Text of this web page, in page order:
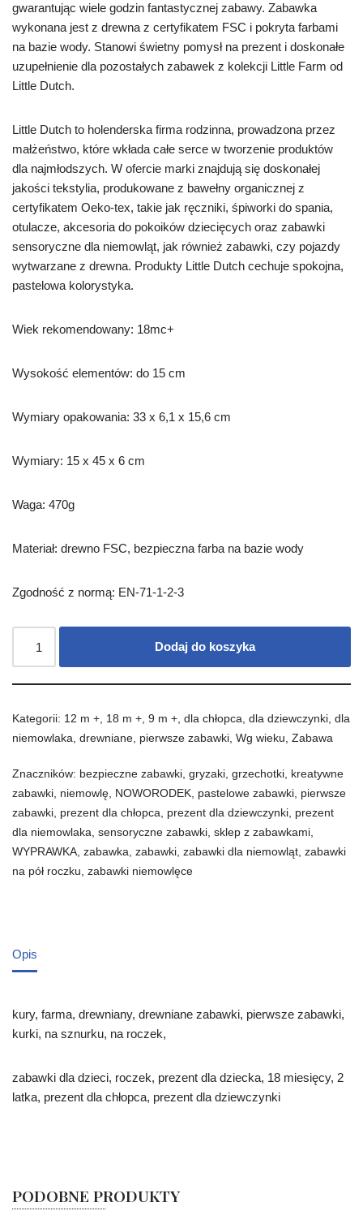
gwarantując wiele godzin fantastycznej zabawy. Zabawka
wykonana jest z drewna z certyfikatem FSC i pokryta farbami
na bazie wody. Stanowi świetny pomysł na prezent i doskonałe
uzupełnienie dla pozostałych zabawek z kolekcji Little Farm od
Little Dutch.
Little Dutch to holenderska firma rodzinna, prowadzona przez
małżeństwo, które wkłada całe serce w tworzenie produktów
dla najmłodszych. W ofercie marki znajdują się doskonałej
jakości tekstylia, produkowane z bawełny organicznej z
certyfikatem Oeko-tex, takie jak ręczniki, śpiworki do spania,
otulacze, akcesoria do pokoików dziecięcych oraz zabawki
sensoryczne dla niemowląt, jak również zabawki, czy pojazdy
wytwarzane z drewna. Produkty Little Dutch cechuje spokojna,
pastelowa kolorystyka.
Wiek rekomendowany: 18mc+
Wysokość elementów: do 15 cm
Wymiary opakowania: 33 x 6,1 x 15,6 cm
Wymiary: 15 x 45 x 6 cm
Waga: 470g
Materiał: drewno FSC, bezpieczna farba na bazie wody
Zgodność z normą: EN-71-1-2-3
Dodaj do koszyka
Kategorii: 12 m +, 18 m +, 9 m +, dla chłopca, dla dziewczynki, dla
niemowlaka, drewniane, pierwsze zabawki, Wg wieku, Zabawa
Znaczników: bezpieczne zabawki, gryzaki, grzechotki, kreatywne
zabawki, niemowlę, NOWORODEK, pastelowe zabawki, pierwsze
zabawki, prezent dla chłopca, prezent dla dziewczynki, prezent
dla niemowlaka, sensoryczne zabawki, sklep z zabawkami,
WYPRAWKA, zabawka, zabawki, zabawki dla niemowląt, zabawki
na pół roczku, zabawki niemowlęce
Opis
kury, farma, drewniany, drewniane zabawki, pierwsze zabawki,
kurki, na sznurku, na roczek,
zabawki dla dzieci, roczek, prezent dla dziecka, 18 miesięcy, 2
latka, prezent dla chłopca, prezent dla dziewczynki
PODOBNE PRODUKTY